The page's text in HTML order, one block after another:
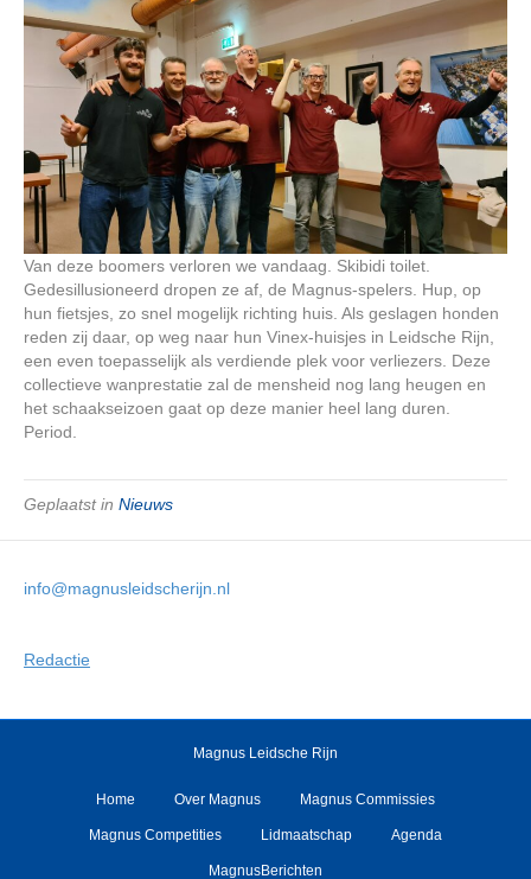
Van deze boomers verloren we vandaag. Skibidi toilet.
Gedesillusioneerd dropen ze af, de Magnus-spelers. Hup, op
hun fietsjes, zo snel mogelijk richting huis. Als geslagen honden
reden zij daar, op weg naar hun Vinex-huisjes in Leidsche Rijn,
een even toepasselijk als verdiende plek voor verliezers. Deze
collectieve wanprestatie zal de mensheid nog lang heugen en
het schaakseizoen gaat op deze manier heel lang duren.
Period.
Geplaatst in Nieuws
info@magnusleidscherijn.nl
Redactie
Magnus Leidsche Rijn
Home Over Magnus Magnus Commissies
Magnus Competities Lidmaatschap Agenda
MagnusBerichten